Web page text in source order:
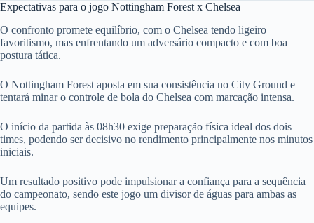
Expectativas para o jogo Nottingham Forest x Chelsea
O confronto promete equilíbrio, com o Chelsea tendo ligeiro
favoritismo, mas enfrentando um adversário compacto e com boa
postura tática.
O Nottingham Forest aposta em sua consistência no City Ground e
tentará minar o controle de bola do Chelsea com marcação intensa.
O início da partida às 08h30 exige preparação física ideal dos dois
times, podendo ser decisivo no rendimento principalmente nos minutos
iniciais.
Um resultado positivo pode impulsionar a confiança para a sequência
do campeonato, sendo este jogo um divisor de águas para ambas as
equipes.